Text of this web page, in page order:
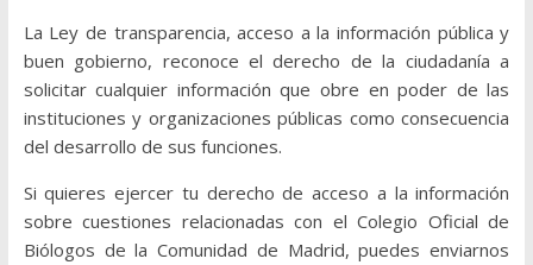
La Ley de transparencia, acceso a la información pública y
buen gobierno, reconoce el derecho de la ciudadanía a
solicitar cualquier información que obre en poder de las
instituciones y organizaciones públicas como consecuencia
del desarrollo de sus funciones.
Si quieres ejercer tu derecho de acceso a la información
sobre cuestiones relacionadas con el Colegio Oficial de
Biólogos de la Comunidad de Madrid, puedes enviarnos